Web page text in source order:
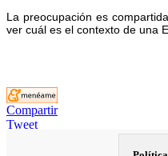
La preocupación es
ver cuál es el contexto de una
Compartir
Tweet